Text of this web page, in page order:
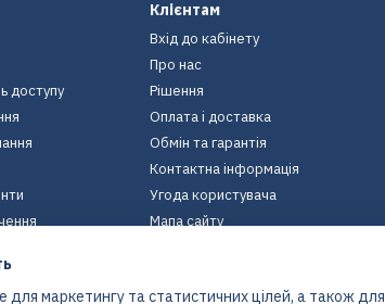
доступу
Клієнтам
Вхід до кабінету
Про нас
Рішення
Оплата і доставка
Обмін та гарантія
Контактна інформація
Угода користувача
Мапа сайту
маркетингу та статистичних цілей, а також для